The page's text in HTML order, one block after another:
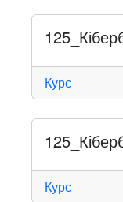
Курс
Курс